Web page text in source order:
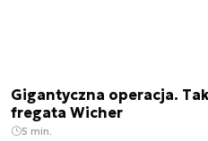
Gigantyczna operacja.
fregata Wicher
5 min.